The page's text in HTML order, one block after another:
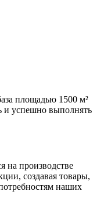
площадью 1500 м²
и успешно выполнять
на производстве
создавая товары,
наших